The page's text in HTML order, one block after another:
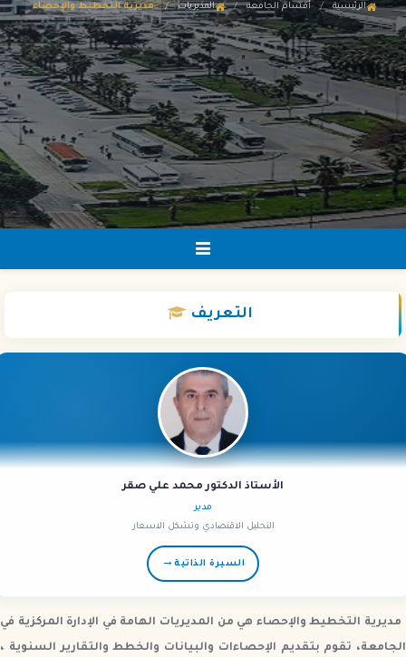
الرئيسية / أقسام الجامعة / المديريات / مديرية التخطيط والإحصاء
التعريف
الأستاذ الدكتور محمد علي صقر
مدير
التحليل الاقتصادي وتشكل الاسعار
السيرة الذاتية→
مديرية التخطيط والإحصاء هي من المديريات الهامة في الإدارة المركزية في
الجامعة، تقوم بتقديم الإحصاءات والبيانات والخطط والتقارير السنوية ،